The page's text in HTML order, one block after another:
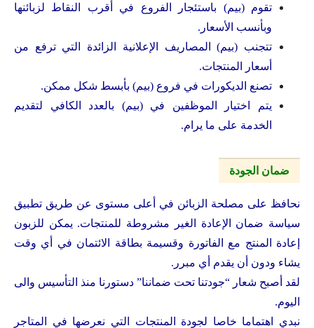
تقوم (بيم) باستئجار الفروع في أقرب النقاط لزبائنها
وبأنسب الأسعار.
تتجنب (بيم) المصاريف الإعلانية الزائدة التي ترفع من
أسعار المنتجات.
تصنع الديكورات في فروع (بيم) بأبسط شكل ممكن.
يتم اختيار الموظفين في (بيم) بالعدد الكافي لتقديم
الخدمة على ما يرام.
ضمان الجودة
نحافظ على مصلحة الزبائن في أعلى مستوى عن طريق تطبيق
سياسة ضمان الإعادة الغير مشروطة للمنتجات. يمكن للزبون
إعادة المنتج مع الفاتورة وقسيمة بطاقة الائتمان في أي وقت
يشاء ودون أن يقدم أي مبرر.
لقد أصبح شعار “جودتنا تحت ضماننا” دستورنا منذ التأسيس والى
اليوم.
نبدي اهتماما خاصا لجودة المنتجات التي نعرضها في المتاجر